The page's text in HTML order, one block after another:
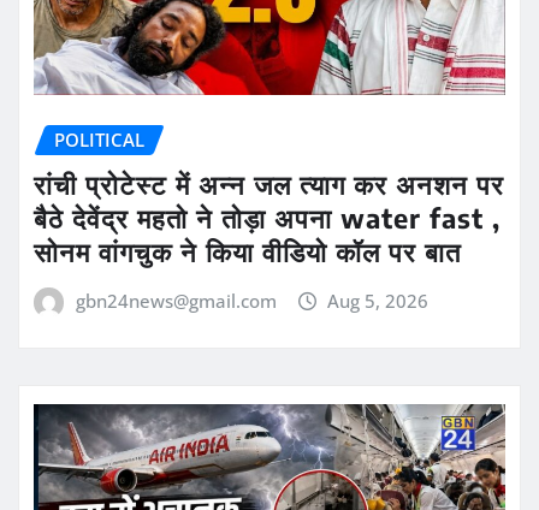
POLITICAL
रांची प्रोटेस्ट में अन्न जल त्याग कर अनशन पर
बैठे देवेंद्र महतो ने तोड़ा अपना water fast ,
सोनम वांगचुक ने किया वीडियो कॉल पर बात
gbn24news@gmail.com Aug 5, 2026